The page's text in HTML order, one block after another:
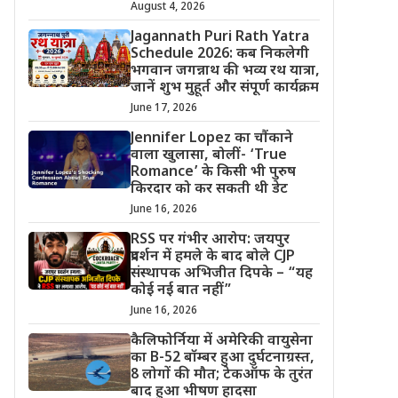
August 4, 2026
Jagannath Puri Rath Yatra
Schedule 2026: कब निकलेगी
भगवान जगन्नाथ की भव्य रथ यात्रा,
जानें शुभ मुहूर्त और संपूर्ण कार्यक्रम
June 17, 2026
Jennifer Lopez का चौंकाने
वाला खुलासा, बोलीं- ‘True
Romance’ के किसी भी पुरुष
किरदार को कर सकती थी डेट
June 16, 2026
RSS पर गंभीर आरोप: जयपुर
प्रदर्शन में हमले के बाद बोले CJP
संस्थापक अभिजीत दिपके – “यह
कोई नई बात नहीं”
June 16, 2026
कैलिफोर्निया में अमेरिकी वायुसेना
का B-52 बॉम्बर हुआ दुर्घटनाग्रस्त,
8 लोगों की मौत; टेकऑफ के तुरंत
बाद हुआ भीषण हादसा